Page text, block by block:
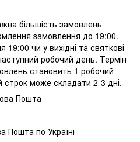
більшість замовлень
замовлення до 19:00.
чи у вихідні та святкові
робочий день. Термін
становить 1 робочий
може складати 2-3 дні.
Пошта
Пошта по Україні